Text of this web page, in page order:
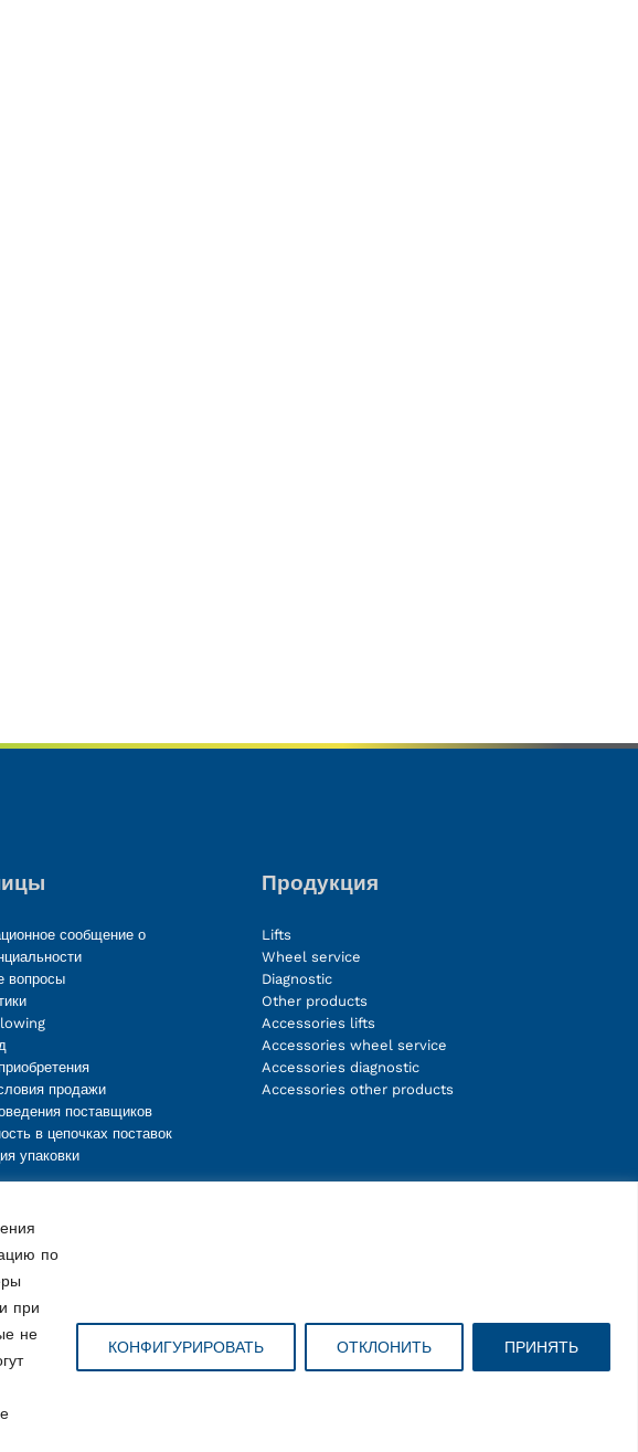
по
при
не
КОНФИГУРИРОВАТЬ ОТКЛОНИТЬ ПРИНЯТЬ
сообщение о
вопросы
продажи
поставщиков
в цепочках поставок
упаковки
Продукция
Lifts
Wheel service
Diagnostic
Other products
Accessories lifts
Accessories wheel service
Accessories diagnostic
Accessories other products